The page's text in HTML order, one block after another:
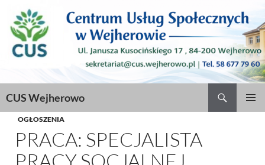
CUS Wejherowo
DO
TREŚCI
OGŁOSZENIA
PRACA: SPECJALISTA